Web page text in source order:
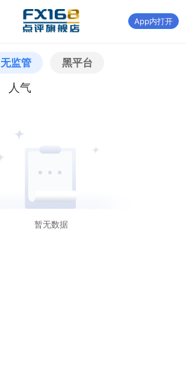
App内打开
无监管 黑平台
人气
暂无数据